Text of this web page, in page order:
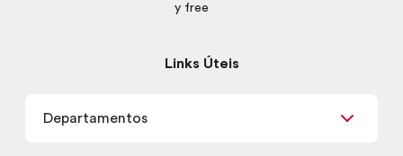
Links Úteis
Departamentos